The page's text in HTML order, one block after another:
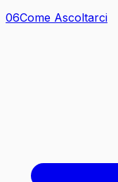
06Come Ascoltarci